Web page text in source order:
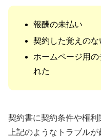
報酬の未払い
契約した覚えの
ホームページ用
れた
契約書に契約条件や権利
上記のようなトラブル